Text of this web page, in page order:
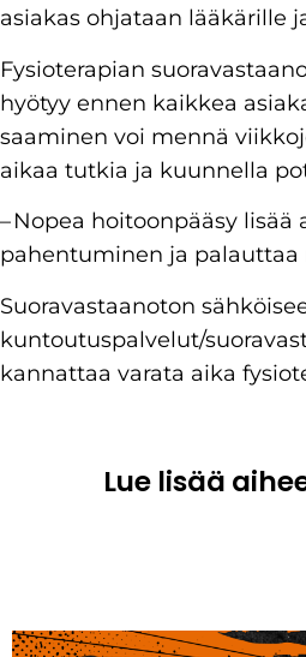
asiakas ohjataan lääkärille
Fysioterapian
hyötyy ennen kaikkea
saaminen voi mennä
aikaa tutkia ja kuunnella
– Nopea hoitoonpääsy
pahentuminen ja
Suoravastaanoton
kuntoutuspalvelut/
kannattaa varata aika
Lue lisää